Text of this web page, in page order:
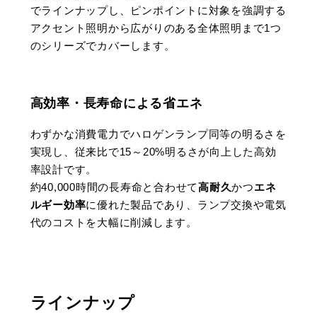
でラインナップし、ピンポイントに対象を強調する
アクセント照明から広がりのある全体照明まで1つ
のシリーズでカバーします​。
高効率・長寿命による省エネ
わずかな消費電力でハロゲンランプ同等の明るさを
実現し、従来比で15～20%明るさが向上した高効
率設計です​。
約40,000時間の長寿命と合わせて高耐久かつエネ
ルギー効率に優れた製品であり、ランプ交換や電気
代のコストを大幅に削減します​。
ラインナップ